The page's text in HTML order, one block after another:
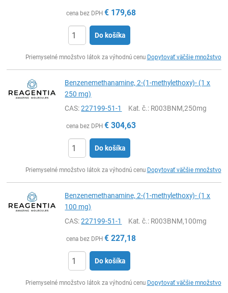
cena bez DPH € 179,68
Do košíka
Priemyselné množstvo látok za výhodnú cenu Dopytovať väčšie množstvo
Benzenemethanamine, 2-(1-methylethoxy)- (1 x
250 mg)
CAS:227199-51-1 Kat. č.: R003BNM,250mg
cena bez DPH € 304,63
Do košíka
Priemyselné množstvo látok za výhodnú cenu Dopytovať väčšie množstvo
Benzenemethanamine, 2-(1-methylethoxy)- (1 x
100 mg)
CAS:227199-51-1 Kat. č.: R003BNM,100mg
cena bez DPH € 227,18
Do košíka
Priemyselné množstvo látok za výhodnú cenu Dopytovať väčšie množstvo